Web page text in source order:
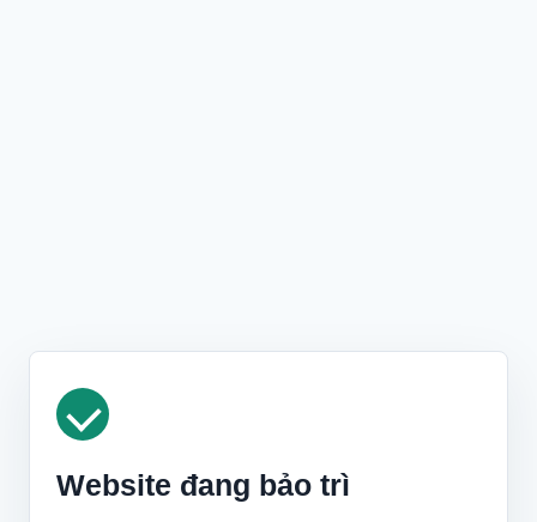
Website đang bảo trì